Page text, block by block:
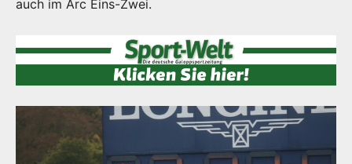
auch im Arc Eins-Zwei.